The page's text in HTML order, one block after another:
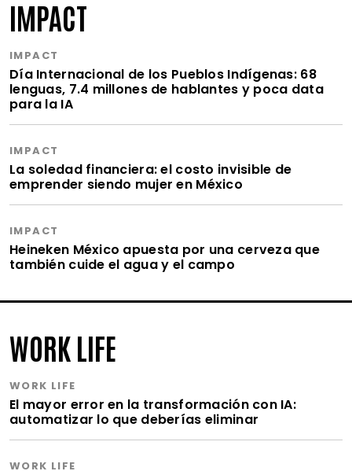
IMPACT
IMPACT
Día Internacional de los Pueblos Indígenas: 68
lenguas, 7.4 millones de hablantes y poca data
para la IA
IMPACT
La soledad financiera: el costo invisible de
emprender siendo mujer en México
IMPACT
Heineken México apuesta por una cerveza que
también cuide el agua y el campo
WORK LIFE
WORK LIFE
El mayor error en la transformación con IA:
automatizar lo que deberías eliminar
WORK LIFE